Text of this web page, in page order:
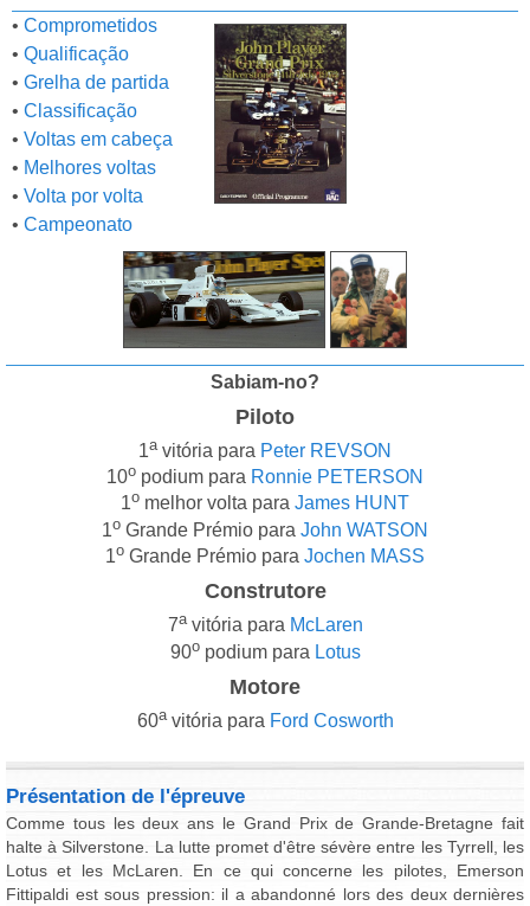
• Comprometidos
• Qualificação
• Grelha de partida
• Classificação
• Voltas em cabeça
• Melhores voltas
• Volta por volta
• Campeonato
Sabiam-no?
Piloto
1avitória para Peter REVSON
10o podium para Ronnie PETERSON
1o melhor volta para James HUNT
1o Grande Prémio para John WATSON
1o Grande Prémio para Jochen MASS
Construtore
7avitória para McLaren
90opodium para Lotus
Motore
60avitória para Ford Cosworth
Présentation de l'épreuve
Comme tous les deux ans le Grand Prix de Grande-Bretagne fait
halte à Silverstone. La lutte promet d'être sévère entre les Tyrrell, les
Lotus et les McLaren. En ce qui concerne les pilotes, Emerson
Fittipaldi est sous pression: il a abandonné lors des deux dernières